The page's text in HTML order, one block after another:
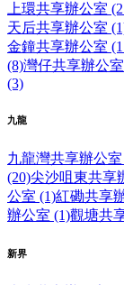
上環共享辦公室
天后共享辦公室
金鐘共享辦公室
(8)灣仔共享辦公
(3)
九龍
九龍灣共享辦公室
(20)尖沙咀東共享
公室 (1)紅磡共享
辦公室 (1)觀塘共
新界